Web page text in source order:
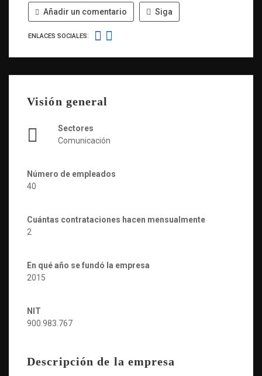
Añadir un comentario Siga
ENLACES SOCIALES:
Visión general
Sectores
Comunicación
Número de empleados
40
Cuántas contrataciones hacen mensualmente
2
En qué año se fundó la empresa
2015
NIT
900.983.767
Descripción de la empresa